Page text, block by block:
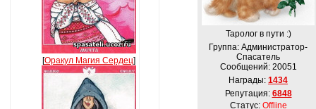
[Оракул Магия Сердец]
Таролог в пути :)
Группа: Администратор-
Спасатель
Сообщений: 20051
Награды: 1434
Репутация: 6848
Статус: Offline